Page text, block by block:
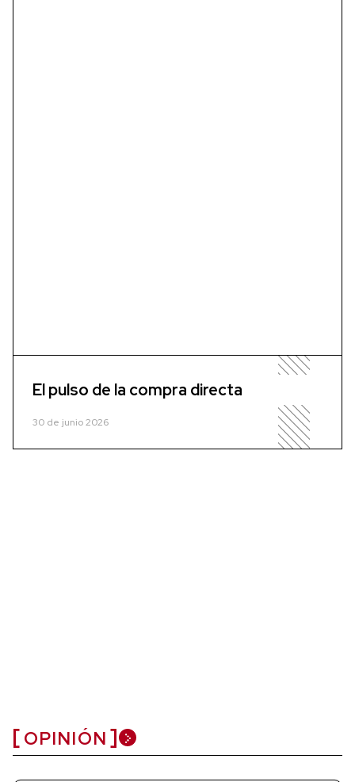
El pulso de la compra directa
30 de junio 2026
OPINIÓN